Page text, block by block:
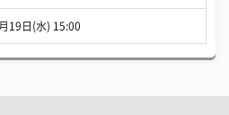
19日(水) 15:00